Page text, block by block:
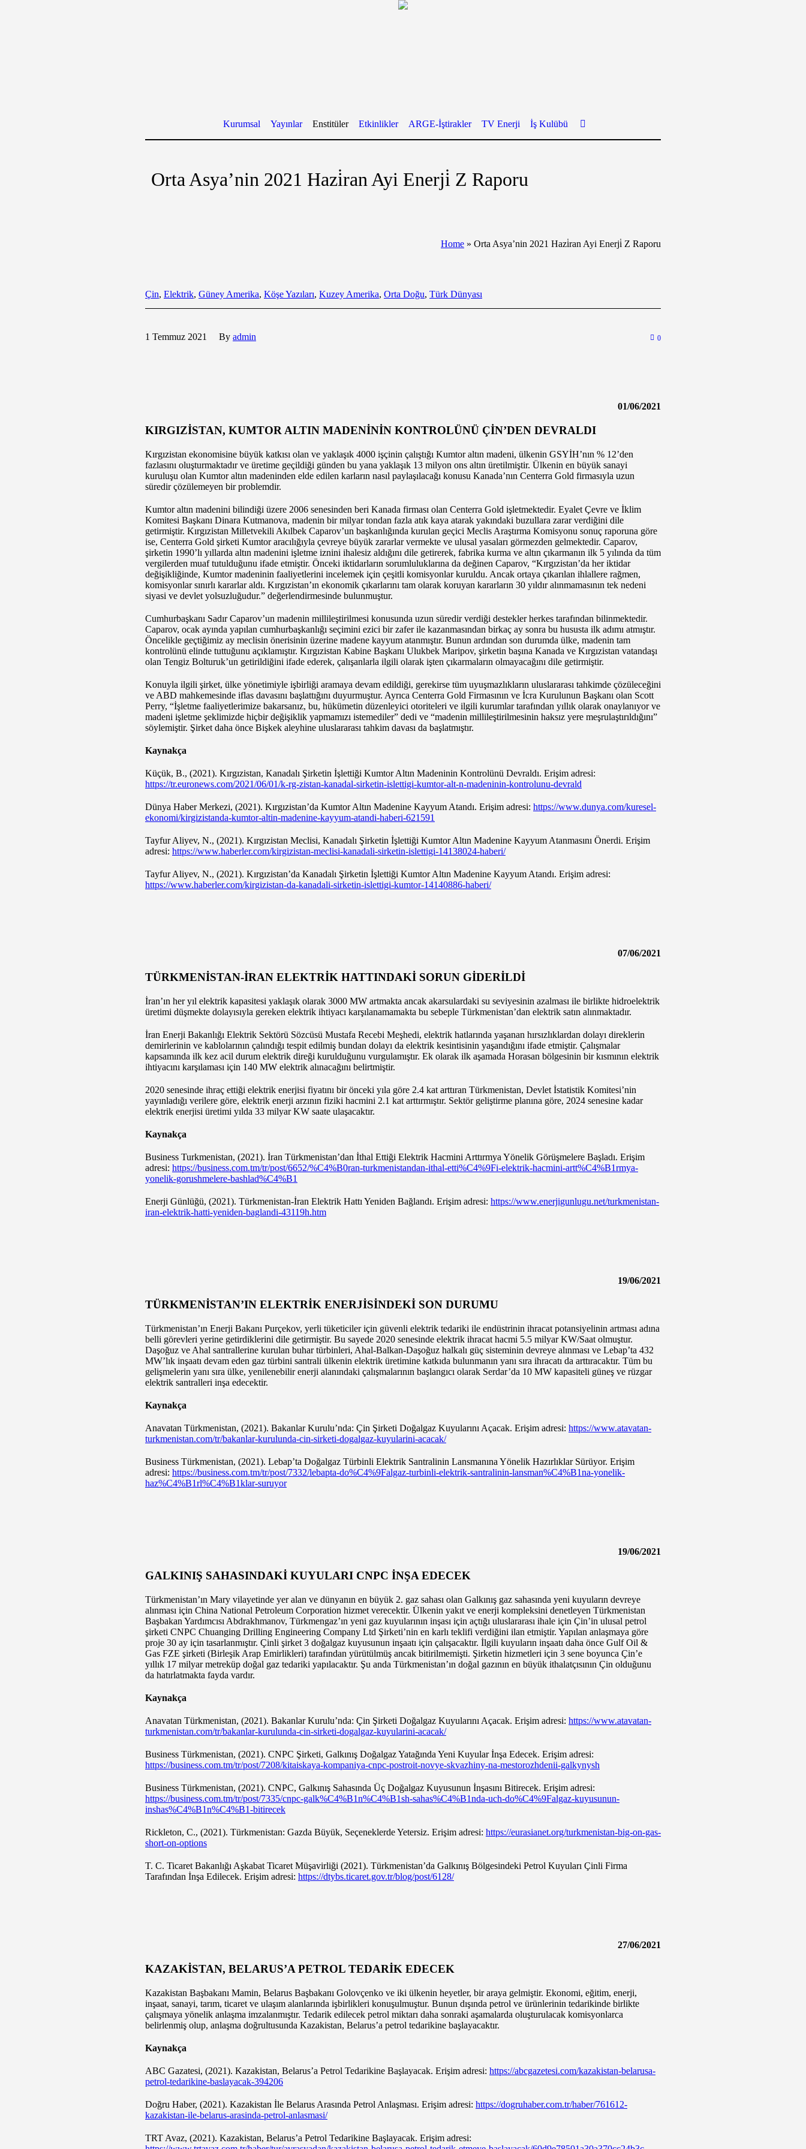
Kurumsal Yayınlar Enstitüler Etkinlikler ARGE-İştirakler TV Enerji İş Kulübü
Orta Asya’nin 2021 Hazi̇ran Ayi Enerji̇ Z Raporu
Home » Orta Asya’nin 2021 Hazi̇ran Ayi Enerji̇ Z Raporu
Çin, Elektrik, Güney Amerika, Köşe Yazıları, Kuzey Amerika, Orta Doğu, Türk Dünyası
1 Temmuz 2021 By admin 0
01/06/2021
KIRGIZİSTAN, KUMTOR ALTIN MADENİNİN KONTROLÜNÜ ÇİN’DEN DEVRALDI
Kırgızistan ekonomisine büyük katkısı olan ve yaklaşık 4000 işçinin çalıştığı Kumtor altın madeni, ülkenin GSYİH’nın % 12’den
fazlasını oluşturmaktadır ve üretime geçildiği günden bu yana yaklaşık 13 milyon ons altın üretilmiştir. Ülkenin en büyük sanayi
kuruluşu olan Kumtor altın madeninden elde edilen karların nasıl paylaşılacağı konusu Kanada’nın Centerra Gold firmasıyla uzun
süredir çözülemeyen bir problemdir.
Kumtor altın madenini bilindiği üzere 2006 senesinden beri Kanada firması olan Centerra Gold işletmektedir. Eyalet Çevre ve İklim
Komitesi Başkanı Dinara Kutmanova, madenin bir milyar tondan fazla atık kaya atarak yakındaki buzullara zarar verdiğini dile
getirmiştir. Kırgızistan Milletvekili Akılbek Caparov’un başkanlığında kurulan geçici Meclis Araştırma Komisyonu sonuç raporuna göre
ise, Centerra Gold şirketi Kumtor aracılığıyla çevreye büyük zararlar vermekte ve ulusal yasaları görmezden gelmektedir. Caparov,
şirketin 1990’lı yıllarda altın madenini işletme iznini ihalesiz aldığını dile getirerek, fabrika kurma ve altın çıkarmanın ilk 5 yılında da tüm
vergilerden muaf tutulduğunu ifade etmiştir. Önceki iktidarların sorumluluklarına da değinen Caparov, “Kırgızistan’da her iktidar
değişikliğinde, Kumtor madeninin faaliyetlerini incelemek için çeşitli komisyonlar kuruldu. Ancak ortaya çıkarılan ihlallere rağmen,
komisyonlar sınırlı kararlar aldı. Kırgızistan’ın ekonomik çıkarlarını tam olarak koruyan kararların 30 yıldır alınmamasının tek nedeni
siyasi ve devlet yolsuzluğudur.” değerlendirmesinde bulunmuştur.
Cumhurbaşkanı Sadır Caparov’un madenin millileştirilmesi konusunda uzun süredir verdiği destekler herkes tarafından bilinmektedir.
Caparov, ocak ayında yapılan cumhurbaşkanlığı seçimini ezici bir zafer ile kazanmasından birkaç ay sonra bu hususta ilk adımı atmıştır.
Öncelikle geçtiğimiz ay meclisin önerisinin üzerine madene kayyum atanmıştır. Bunun ardından son durumda ülke, madenin tam
kontrolünü elinde tuttuğunu açıklamıştır. Kırgızistan Kabine Başkanı Ulukbek Maripov, şirketin başına Kanada ve Kırgızistan vatandaşı
olan Tengiz Bolturuk’un getirildiğini ifade ederek, çalışanlarla ilgili olarak işten çıkarmaların olmayacağını dile getirmiştir.
Konuyla ilgili şirket, ülke yönetimiyle işbirliği aramaya devam edildiği, gerekirse tüm uyuşmazlıkların uluslararası tahkimde çözüleceğini
ve ABD mahkemesinde iflas davasını başlattığını duyurmuştur. Ayrıca Centerra Gold Firmasının ve İcra Kurulunun Başkanı olan Scott
Perry, “İşletme faaliyetlerimize bakarsanız, bu, hükümetin düzenleyici otoriteleri ve ilgili kurumlar tarafından yıllık olarak onaylanıyor ve
madeni işletme şeklimizde hiçbir değişiklik yapmamızı istemediler” dedi ve “madenin millileştirilmesinin haksız yere meşrulaştırıldığını”
söylemiştir. Şirket daha önce Bişkek aleyhine uluslararası tahkim davası da başlatmıştır.
Kaynakça
Küçük, B., (2021). Kırgızistan, Kanadalı Şirketin İşlettiği Kumtor Altın Madeninin Kontrolünü Devraldı. Erişim adresi:
https://tr.euronews.com/2021/06/01/k-rg-zistan-kanadal-sirketin-islettigi-kumtor-alt-n-madeninin-kontrolunu-devrald
Dünya Haber Merkezi, (2021). Kırgızistan’da Kumtor Altın Madenine Kayyum Atandı. Erişim adresi: https://www.dunya.com/kuresel-
ekonomi/kirgizistanda-kumtor-altin-madenine-kayyum-atandi-haberi-621591
Tayfur Aliyev, N., (2021). Kırgızistan Meclisi, Kanadalı Şirketin İşlettiği Kumtor Altın Madenine Kayyum Atanmasını Önerdi. Erişim
adresi: https://www.haberler.com/kirgizistan-meclisi-kanadali-sirketin-islettigi-14138024-haberi/
Tayfur Aliyev, N., (2021). Kırgızistan’da Kanadalı Şirketin İşlettiği Kumtor Altın Madenine Kayyum Atandı. Erişim adresi:
https://www.haberler.com/kirgizistan-da-kanadali-sirketin-islettigi-kumtor-14140886-haberi/
07/06/2021
TÜRKMENİSTAN-İRAN ELEKTRİK HATTINDAKİ SORUN GİDERİLDİ
İran’ın her yıl elektrik kapasitesi yaklaşık olarak 3000 MW artmakta ancak akarsulardaki su seviyesinin azalması ile birlikte hidroelektrik
üretimi düşmekte dolayısıyla gereken elektrik ihtiyacı karşılanamamakta bu sebeple Türkmenistan’dan elektrik satın alınmaktadır.
İran Enerji Bakanlığı Elektrik Sektörü Sözcüsü Mustafa Recebi Meşhedi, elektrik hatlarında yaşanan hırsızlıklardan dolayı direklerin
demirlerinin ve kablolarının çalındığı tespit edilmiş bundan dolayı da elektrik kesintisinin yaşandığını ifade etmiştir. Çalışmalar
kapsamında ilk kez acil durum elektrik direği kurulduğunu vurgulamıştır. Ek olarak ilk aşamada Horasan bölgesinin bir kısmının elektrik
ihtiyacını karşılaması için 140 MW elektrik alınacağını belirtmiştir.
2020 senesinde ihraç ettiği elektrik enerjisi fiyatını bir önceki yıla göre 2.4 kat arttıran Türkmenistan, Devlet İstatistik Komitesi’nin
yayınladığı verilere göre, elektrik enerji arzının fiziki hacmini 2.1 kat arttırmıştır. Sektör geliştirme planına göre, 2024 senesine kadar
elektrik enerjisi üretimi yılda 33 milyar KW saate ulaşacaktır.
Kaynakça
Business Turkmenistan, (2021). İran Türkmenistan’dan İthal Ettiği Elektrik Hacmini Arttırmya Yönelik Görüşmelere Başladı. Erişim
adresi: https://business.com.tm/tr/post/6652/%C4%B0ran-turkmenistandan-ithal-etti%C4%9Fi-elektrik-hacmini-artt%C4%B1rmya-
yonelik-gorushmelere-bashlad%C4%B1
Enerji Günlüğü, (2021). Türkmenistan-İran Elektrik Hattı Yeniden Bağlandı. Erişim adresi: https://www.enerjigunlugu.net/turkmenistan-
iran-elektrik-hatti-yeniden-baglandi-43119h.htm
19/06/2021
TÜRKMENİSTAN’IN ELEKTRİK ENERJİSİNDEKİ SON DURUMU
Türkmenistan’ın Enerji Bakanı Purçekov, yerli tüketiciler için güvenli elektrik tedariki ile endüstrinin ihracat potansiyelinin artması adına
belli görevleri yerine getirdiklerini dile getirmiştir. Bu sayede 2020 senesinde elektrik ihracat hacmi 5.5 milyar KW/Saat olmuştur.
Daşoğuz ve Ahal santrallerine kurulan buhar türbinleri, Ahal-Balkan-Daşoğuz halkalı güç sisteminin devreye alınması ve Lebap’ta 432
MW’lık inşaatı devam eden gaz türbini santrali ülkenin elektrik üretimine katkıda bulunmanın yanı sıra ihracatı da arttıracaktır. Tüm bu
gelişmelerin yanı sıra ülke, yenilenebilir enerji alanındaki çalışmalarının başlangıcı olarak Serdar’da 10 MW kapasiteli güneş ve rüzgar
elektrik santralleri inşa edecektir.
Kaynakça
Anavatan Türkmenistan, (2021). Bakanlar Kurulu’nda: Çin Şirketi Doğalgaz Kuyularını Açacak. Erişim adresi: https://www.atavatan-
turkmenistan.com/tr/bakanlar-kurulunda-cin-sirketi-dogalgaz-kuyularini-acacak/
Business Türkmenistan, (2021). Lebap’ta Doğalgaz Türbinli Elektrik Santralinin Lansmanına Yönelik Hazırlıklar Sürüyor. Erişim
adresi: https://business.com.tm/tr/post/7332/lebapta-do%C4%9Falgaz-turbinli-elektrik-santralinin-lansman%C4%B1na-yonelik-
haz%C4%B1rl%C4%B1klar-suruyor
19/06/2021
GALKINIŞ SAHASINDAKİ KUYULARI CNPC İNŞA EDECEK
Türkmenistan’ın Mary vilayetinde yer alan ve dünyanın en büyük 2. gaz sahası olan Galkınış gaz sahasında yeni kuyuların devreye
alınması için China National Petroleum Corporation hizmet verecektir. Ülkenin yakıt ve enerji kompleksini denetleyen Türkmenistan
Başbakan Yardımcısı Abdrakhmanov, Türkmengaz’ın yeni gaz kuyularının inşası için açtığı uluslararası ihale için Çin’in ulusal petrol
şirketi CNPC Chuanging Drilling Engineering Company Ltd Şirketi’nin en karlı teklifi verdiğini ilan etmiştir. Yapılan anlaşmaya göre
proje 30 ay için tasarlanmıştır. Çinli şirket 3 doğalgaz kuyusunun inşaatı için çalışacaktır. İlgili kuyuların inşaatı daha önce Gulf Oil &
Gas FZE şirketi (Birleşik Arap Emirlikleri) tarafından yürütülmüş ancak bitirilmemişti. Şirketin hizmetleri için 3 sene boyunca Çin’e
yıllık 17 milyar metreküp doğal gaz tedariki yapılacaktır. Şu anda Türkmenistan’ın doğal gazının en büyük ithalatçısının Çin olduğunu
da hatırlatmakta fayda vardır.
Kaynakça
Anavatan Türkmenistan, (2021). Bakanlar Kurulu’nda: Çin Şirketi Doğalgaz Kuyularını Açacak. Erişim adresi: https://www.atavatan-
turkmenistan.com/tr/bakanlar-kurulunda-cin-sirketi-dogalgaz-kuyularini-acacak/
Business Türkmenistan, (2021). CNPC Şirketi, Galkınış Doğalgaz Yatağında Yeni Kuyular İnşa Edecek. Erişim adresi:
https://business.com.tm/tr/post/7208/kitaiskaya-kompaniya-cnpc-postroit-novye-skvazhiny-na-mestorozhdenii-galkynysh
Business Türkmenistan, (2021). CNPC, Galkınış Sahasında Üç Doğalgaz Kuyusunun İnşasını Bitirecek. Erişim adresi:
https://business.com.tm/tr/post/7335/cnpc-galk%C4%B1n%C4%B1sh-sahas%C4%B1nda-uch-do%C4%9Falgaz-kuyusunun-
inshas%C4%B1n%C4%B1-bitirecek
Rickleton, C., (2021). Türkmenistan: Gazda Büyük, Seçeneklerde Yetersiz. Erişim adresi: https://eurasianet.org/turkmenistan-big-on-gas-
short-on-options
T. C. Ticaret Bakanlığı Aşkabat Ticaret Müşavirliği (2021). Türkmenistan’da Galkınış Bölgesindeki Petrol Kuyuları Çinli Firma
Tarafından İnşa Edilecek. Erişim adresi: https://dtybs.ticaret.gov.tr/blog/post/6128/
27/06/2021
KAZAKİSTAN, BELARUS’A PETROL TEDARİK EDECEK
Kazakistan Başbakanı Mamin, Belarus Başbakanı Golovçenko ve iki ülkenin heyetler, bir araya gelmiştir. Ekonomi, eğitim, enerji,
inşaat, sanayi, tarım, ticaret ve ulaşım alanlarında işbirlikleri konuşulmuştur. Bunun dışında petrol ve ürünlerinin tedarikinde birlikte
çalışmaya yönelik anlaşma imzalanmıştır. Tedarik edilecek petrol miktarı daha sonraki aşamalarda oluşturulacak komisyonlarca
belirlenmiş olup, anlaşma doğrultusunda Kazakistan, Belarus’a petrol tedarikine başlayacaktır.
Kaynakça
ABC Gazatesi, (2021). Kazakistan, Belarus’a Petrol Tedarikine Başlayacak. Erişim adresi: https://abcgazetesi.com/kazakistan-belarusa-
petrol-tedarikine-baslayacak-394206
Doğru Haber, (2021). Kazakistan İle Belarus Arasında Petrol Anlaşması. Erişim adresi: https://dogruhaber.com.tr/haber/761612-
kazakistan-ile-belarus-arasinda-petrol-anlasmasi/
TRT Avaz, (2021). Kazakistan, Belarus’a Petrol Tedarikine Başlayacak. Erişim adresi: